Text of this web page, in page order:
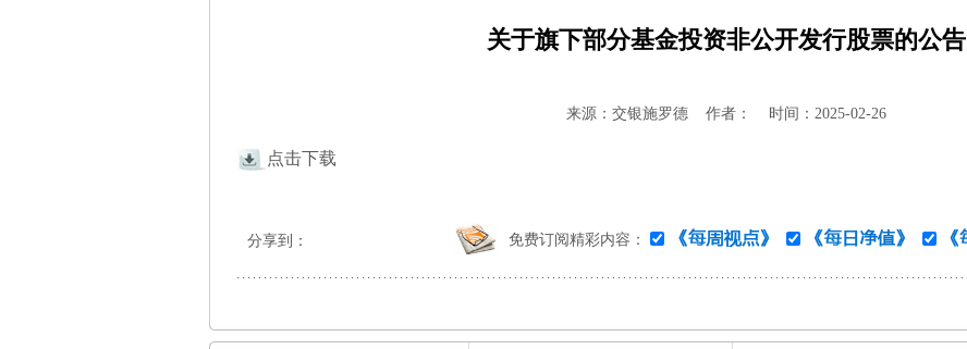
关于旗下部分基金投资非公开发行股票的公告
来源：交银施罗德 作者： 时间：2025-02-26
点击下载
分享到： 免费订阅精彩内容：